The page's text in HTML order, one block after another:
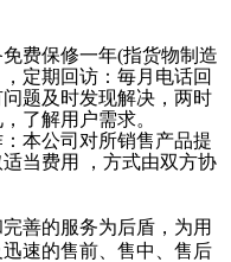
费保修一年(指货物制造
定期回访：毎月电话回
题及时发现解决，两时
了解用户需求。
本公司对所销售产品提
当费用 ，方式由双方协
善的服务为后盾，为用
速的售前、售中、售后